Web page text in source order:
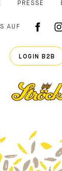
PRESSE
AUF
LOGIN B2B